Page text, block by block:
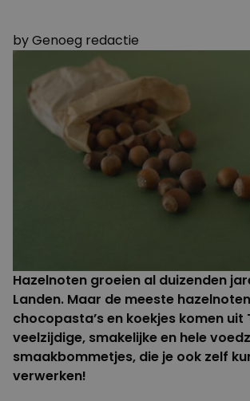
byGenoeg redactie
Hazelnoten groeien al duizenden
Landen. Maar de meeste
chocopasta’s en koekjes komen uit
veelzijdige, smakelijke en hele
smaakbommetjes, die je ook zelf
verwerken!